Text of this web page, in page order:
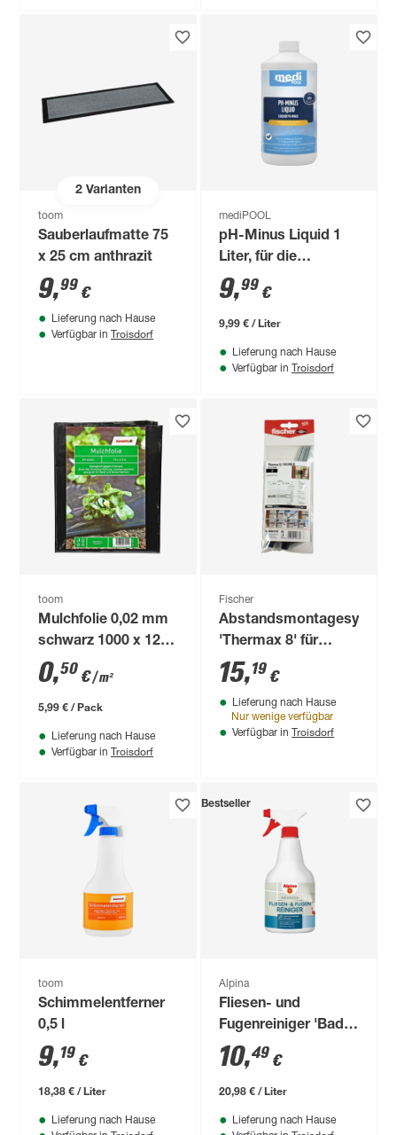
2Varianten
toom
Sauberlaufmatte 75
x 25 cm anthrazit
9,99 €
Lieferung nach Hause
Verfügbar in Troisdorf
mediPOOL
pH-Minus Liquid 1
Liter, für die
Poolpflege
9,99 €
9,99 € / Liter
Lieferung nach Hause
Verfügbar in Troisdorf
toom
Mulchfolie 0,02 mm
schwarz 1000 x 120
cm
0,50 €/ m²
5,99 € / Pack
Lieferung nach Hause
Verfügbar in Troisdorf
Fischer
Abstandsmontagesystem
'Thermax 8' für
Dämmstoffe 120 bis
140 mm, M6 2 Stück
15,19 €
Lieferung nach Hause
Nur wenige verfügbar
Verfügbar in Troisdorf
toom
Schimmelentferner
0,5 l
9,19 €
18,38 € / Liter
Lieferung nach Hause
Bestseller
Alpina
Fliesen- und
Fugenreiniger 'Bad &
Küche' 500 ml
10,49 €
20,98 € / Liter
Lieferung nach Hause